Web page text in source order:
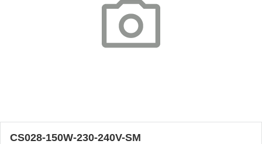
CS028-150W-230-240V-SM